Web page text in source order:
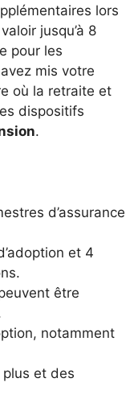
lors
jusqu’à 8
pour les
mis votre
où la retraite et
dispositifs
.
d’assurance
et 4
être
notamment
et des